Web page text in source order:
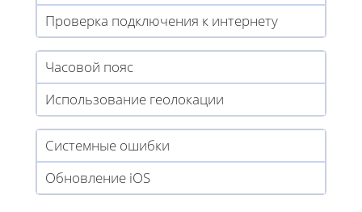
Проверка подключения к интернету
Часовой пояс
Использование геолокации
Системные ошибки
Обновление iOS